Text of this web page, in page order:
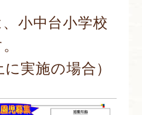
小中台小学校
に実施の場合）